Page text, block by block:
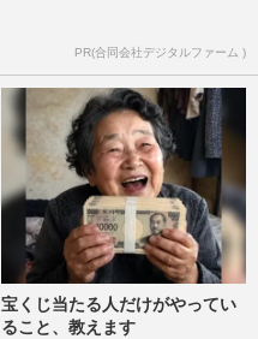
PR(合同会社デジタルファーム )
宝くじ当たる人だけがやってい
ること、教えます